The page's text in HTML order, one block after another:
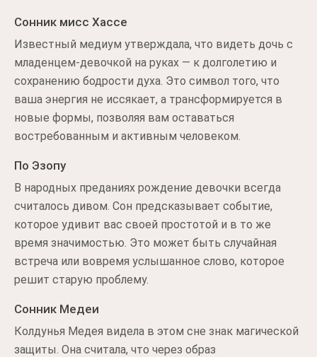
Сонник мисс Хассе
Известный медиум утверждала, что видеть дочь с
младенцем-девочкой на руках — к долголетию и
сохранению бодрости духа. Это символ того, что
ваша энергия не иссякает, а трансформируется в
новые формы, позволяя вам оставаться
востребованным и активным человеком.
По Эзопу
В народных преданиях рождение девочки всегда
считалось дивом. Сон предсказывает событие,
которое удивит вас своей простотой и в то же
время значимостью. Это может быть случайная
встреча или вовремя услышанное слово, которое
решит старую проблему.
Сонник Медеи
Колдунья Медея видела в этом сне знак магической
защиты. Она считала, что через образ